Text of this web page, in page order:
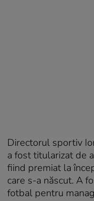
Directorul sportiv
a fost titularizat de
fiind premiat la
care s-a născut. A
fotbal pentru